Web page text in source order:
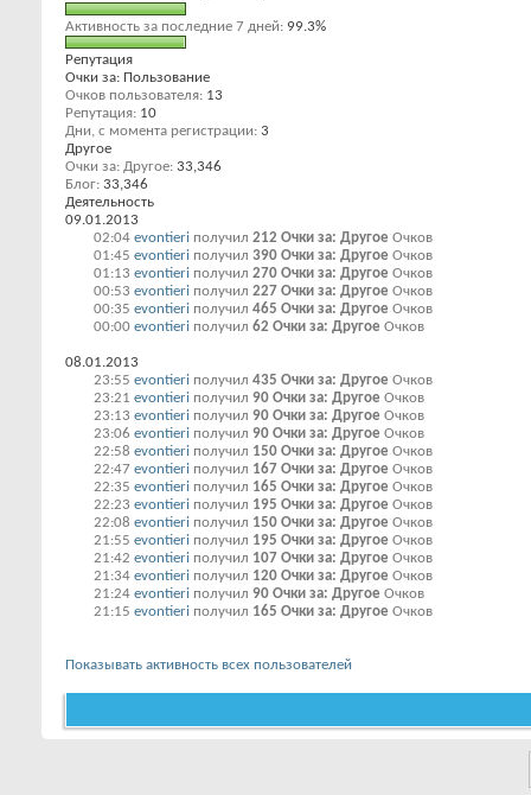
Активность за последние 7 дней 99.3%
Репутация
Очки за: Пользование
Очков пользователя 13
Репутация 10
Дни, с момента регистрации 3
Другое
Очки за: Другое 33,346
Блог 33,346
Деятельность
09.01.2013
02:04 evontieri получил 212 Очки за: Другое Очков
01:45 evontieri получил 390 Очки за: Другое Очков
01:13 evontieri получил 270 Очки за: Другое Очков
00:53 evontieri получил 227 Очки за: Другое Очков
00:35 evontieri получил 465 Очки за: Другое Очков
00:00 evontieri получил 62 Очки за: Другое Очков
08.01.2013
23:55 evontieri получил 435 Очки за: Другое Очков
23:21 evontieri получил 90 Очки за: Другое Очков
23:13 evontieri получил 90 Очки за: Другое Очков
23:06 evontieri получил 90 Очки за: Другое Очков
22:58 evontieri получил 150 Очки за: Другое Очков
22:47 evontieri получил 167 Очки за: Другое Очков
22:35 evontieri получил 165 Очки за: Другое Очков
22:23 evontieri получил 195 Очки за: Другое Очков
22:08 evontieri получил 150 Очки за: Другое Очков
21:55 evontieri получил 195 Очки за: Другое Очков
21:42 evontieri получил 107 Очки за: Другое Очков
21:34 evontieri получил 120 Очки за: Другое Очков
21:24 evontieri получил 90 Очки за: Другое Очков
21:15 evontieri получил 165 Очки за: Другое Очков
Показывать активность всех пользователей